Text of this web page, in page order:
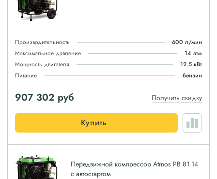
Производительность
600 л/мин
Максимальное давление
14 атм
Мощность двигателя
12.5 кВт
Питание
бензин
907 302 руб Получить скидку
Купить
Передвижной компрессор Atmos PB 81 14
с автостартом